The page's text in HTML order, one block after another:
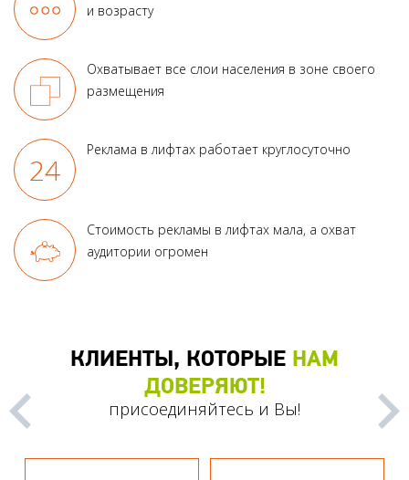
и возрасту
Охватывает все слои населения в зоне своего
размещения
Реклама в лифтах работает круглосуточно
Стоимость рекламы в лифтах мала, а охват
аудитории огромен
КЛИЕНТЫ, КОТОРЫЕ НАМ
ДОВЕРЯЮТ!
присоединяйтесь и Вы!